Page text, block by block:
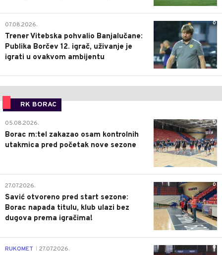
0
07.08.2026.
Trener Vitebska pohvalio Banjalučane:
Publika Borčev 12. igrač, uživanje je
igrati u ovakvom ambijentu
RK BORAC
0
05.08.2026.
Borac m:tel zakazao osam kontrolnih
utakmica pred početak nove sezone
0
27.07.2026.
Savić otvoreno pred start sezone:
Borac napada titulu, klub ulazi bez
dugova prema igračima!
0
RUKOMET 27.07.2026.